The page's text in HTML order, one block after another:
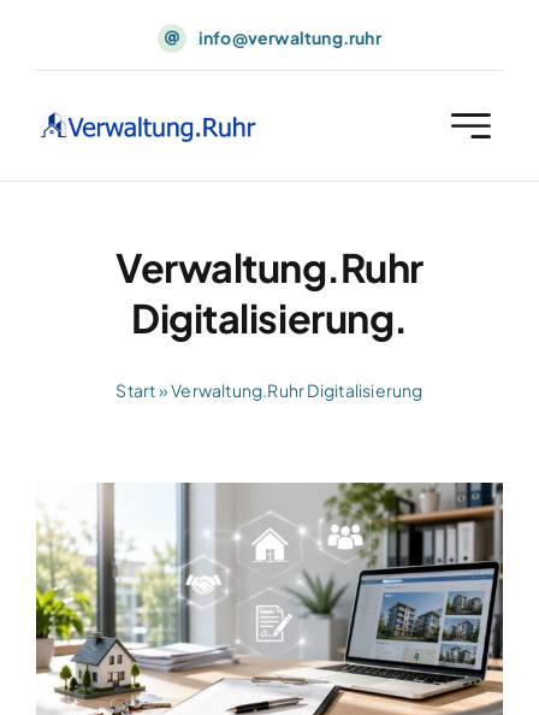
content
info@verwaltung.ruhr
Verwaltung.Ruhr
Digitalisierung.
Start»Verwaltung.Ruhr Digitalisierung